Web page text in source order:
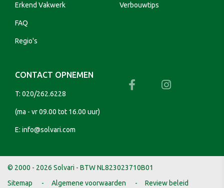
Erkend Vakwerk
FAQ
Regio's
Verbouwtips
CONTACT OPNEMEN
T: 020/262.6228
(ma - vr 09.00 tot 16.00 uur)
E: info@solvari.com
© 2000 - 2026 Solvari - BTW NL823023710B01
Sitemap
Algemene voorwaarden Review beleid